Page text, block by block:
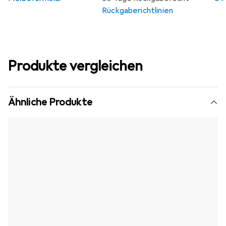
Rückgaberichtlinien
Produkte vergleichen
Ähnliche Produkte